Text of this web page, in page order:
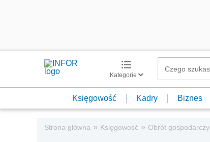
Kategorie
Księgowość Kadry Biznes
Strona główna » Księgowość » Obrót gospodarczy